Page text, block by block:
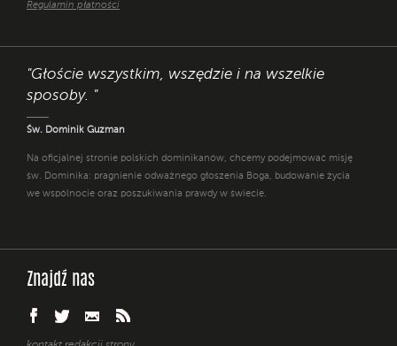
Regulamin płatności
"Głoście wszystkim, wszędzie i na wszelkie
sposoby. "
Św. Dominik Guzman
Na oficjalnej stronie polskich dominikanów, chcemy podejmować misję
św. Dominika: pragnienie odważnego głoszenia Boga, budowanie życia
we wspólnocie oraz poszukiwania prawdy w świecie.
Znajdź nas